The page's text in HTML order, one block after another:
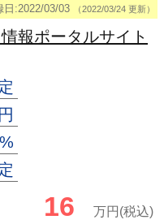
日:2022/03/03 （2022/03/24 更新）
報ポータルサイト
%
16 万円(税込)